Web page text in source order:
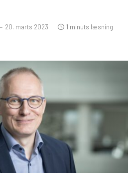
20. marts 2023 1 minuts læsning